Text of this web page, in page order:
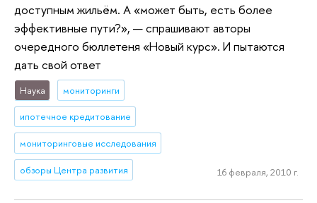
доступным жильём. А «может быть, есть более
эффективные пути?», — спрашивают авторы
очередного бюллетеня «Новый курс». И пытаются
дать свой ответ
Наука мониторинги
ипотечное кредитование
мониторинговые исследования
обзоры Центра развития 16 февраля, 2010 г.